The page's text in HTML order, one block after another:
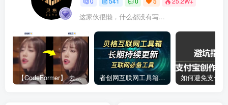
这家伙很懒，什么都没有写...
【CodeFormer】 去马赛克神器 者创网互联网工具箱合集